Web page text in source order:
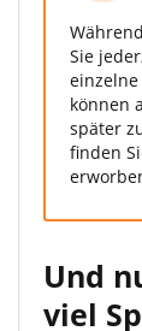
Sie
können
später
finden
Und
viel